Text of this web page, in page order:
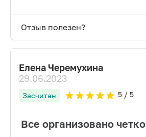
Отзыв полезен?
Елена Черемухина
29.06.2023
Засчитан 5/ 5
Все организовано четко